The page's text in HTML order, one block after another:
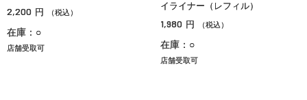
2,200 円 （税込）
在庫：○
店舗受取可
イライナー（レフィル）
1,980 円 （税込）
在庫：○
店舗受取可